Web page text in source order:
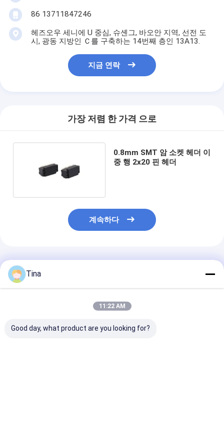
86 13711847246
헤즈오우 세니에 U 중심, 슈셴그, 바오안 지역, 선전 도
시, 광동 지방인 Ｃ를 구축하는 14번째 층인 13A13.
지금 연락
가장 저렴 한 가격 으로
0.8mm SMT 암 소켓 헤더 이
중 행 2x20 핀 헤더
계속하다
추천된 제품
Tina
11:22 AM
Good day, what product are you looking for?